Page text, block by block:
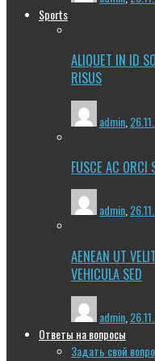
Sports
ALIQUET IN ID
RISUS
admin
FUSCE AC
admin,
AENEAN UT
VEHICULA SED
admin
Ответы на вопросы
Задать свой